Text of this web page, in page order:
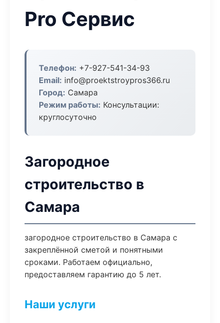
Pro Сервис
Телефон: +7-927-541-34-93
Email: info@proektstroypros366.ru
Город: Самара
Режим работы: Консультации:
круглосуточно
Загородное
строительство в
Самара
загородное строительство в Самара с
закреплённой сметой и понятными
сроками. Работаем официально,
предоставляем гарантию до 5 лет.
Наши услуги